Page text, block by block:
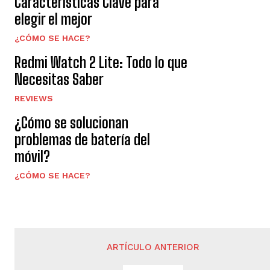
elegir el mejor
¿CÓMO SE HACE?
Redmi Watch 2 Lite: Todo lo que
Necesitas Saber
REVIEWS
¿Cómo se solucionan
problemas de batería del
móvil?
¿CÓMO SE HACE?
ARTÍCULO ANTERIOR